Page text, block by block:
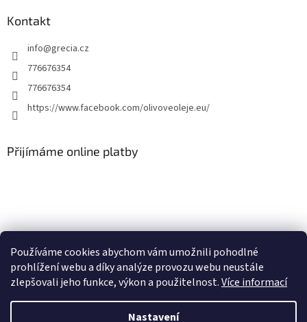
Používáme cookies abychom vám umožnili pohodlné
prohlížení webu a díky analýze provozu webu neustále
zlepšovali jeho funkce, výkon a použitelnost.Více informací
Nastavení
Kontakt
info@grecia.cz
776676354
776676354
https://www.facebook.com/olivoveoleje.eu/
Přijímáme online platby
Olivove-oleje.eu Naše stará webová stránka